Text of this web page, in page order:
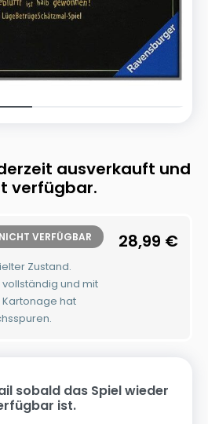
ausverkauft und
verfügbar.
NICHT VERFÜGBAR
Zustand.
und mit
Kartonage hat
28,99 €
sobald das Spiel wieder
ist.